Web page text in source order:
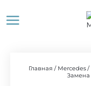
содержимому
Главная / Mercedes /